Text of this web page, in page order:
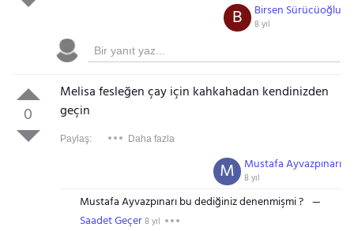
Birsen Sürücüoğlu
8 yıl
B
0
Melisa fesleğen çay için kahkahadan kendinizden
geçin
Paylaş: Daha fazla
Mustafa Ayvazpınarı
8 yıl
M
Mustafa Ayvazpınarı bu dediğiniz denenmişmi ?
Saadet Geçer8 yıl